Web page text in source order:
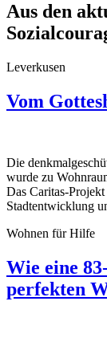
Aus den
Leverkusen
Vom
Die
wurde zu
Das Caritas-
Stadtentwicklung
Wohnen für Hilfe
Wie eine
perfekten